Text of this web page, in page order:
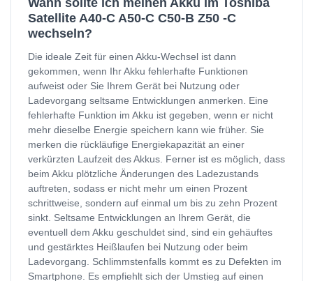
Satellite A40-C A50-C C50-B Z50 -C
wechseln?
Die ideale Zeit für einen Akku-Wechsel ist dann
gekommen, wenn Ihr Akku fehlerhafte Funktionen
aufweist oder Sie Ihrem Gerät bei Nutzung oder
Ladevorgang seltsame Entwicklungen anmerken. Eine
fehlerhafte Funktion im Akku ist gegeben, wenn er nicht
mehr dieselbe Energie speichern kann wie früher. Sie
merken die rückläufige Energiekapazität an einer
verkürzten Laufzeit des Akkus. Ferner ist es möglich, dass
beim Akku plötzliche Änderungen des Ladezustands
auftreten, sodass er nicht mehr um einen Prozent
schrittweise, sondern auf einmal um bis zu zehn Prozent
sinkt. Seltsame Entwicklungen an Ihrem Gerät, die
eventuell dem Akku geschuldet sind, sind ein gehäuftes
und gestärktes Heißlaufen bei Nutzung oder beim
Ladevorgang. Schlimmstenfalls kommt es zu Defekten im
Smartphone. Es empfiehlt sich der Umstieg auf einen